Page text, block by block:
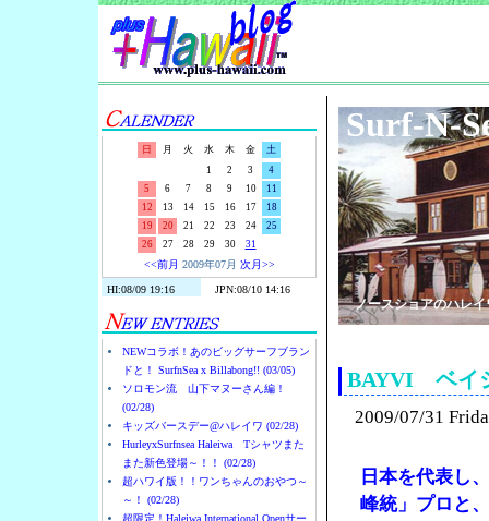
日 月 火 水 木 金
土
1
2 3
4
5
6 7 8 9 10
11
12
13 14 15 16 17
18
19
20 21 22 23 24
25
26
27 28 29 30 31
<<前月 2009年07月 次月>>
NEWコラボ！あのビッグサーフブラン
ドと！ SurfnSea x Billabong!! (03/05)
ソロモン流 山下マヌーさん編！
(02/28)
キッズバースデー@ハレイワ (02/28)
HurleyxSurfnsea Haleiwa Tシャツまた
また新色登場～！！ (02/28)
超ハワイ版！！ワンちゃんのおやつ～
～！ (02/28)
超限定！Haleiwa International Openサー
Surf-N-
ノースショアのハレ
BAYVI ベイ
2009/07/31
日本を代表し
峰統」プロと